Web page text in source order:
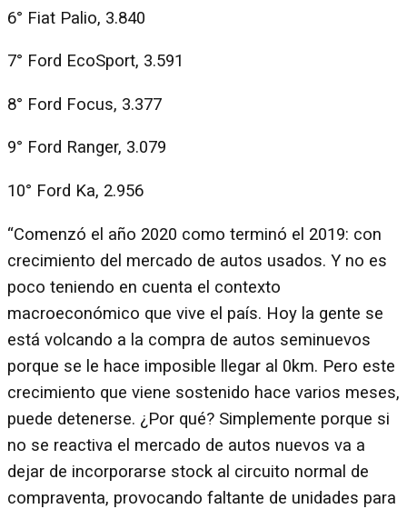
6° Fiat Palio, 3.840
7° Ford EcoSport, 3.591
8° Ford Focus, 3.377
9° Ford Ranger, 3.079
10° Ford Ka, 2.956
“Comenzó el año 2020 como terminó el 2019: con
crecimiento del mercado de autos usados. Y no es
poco teniendo en cuenta el contexto
macroeconómico que vive el país. Hoy la gente se
está volcando a la compra de autos seminuevos
porque se le hace imposible llegar al 0km. Pero este
crecimiento que viene sostenido hace varios meses,
puede detenerse. ¿Por qué? Simplemente porque si
no se reactiva el mercado de autos nuevos va a
dejar de incorporarse stock al circuito normal de
compraventa, provocando faltante de unidades para